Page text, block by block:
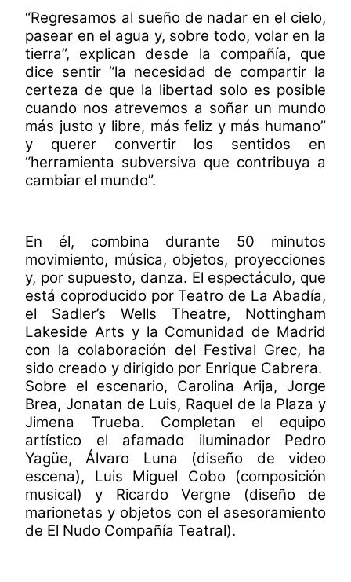
“Regresamos al sueño de nadar en el cielo,
pasear en el agua y, sobre todo, volar en la
tierra”, explican desde la compañía, que
dice sentir “la necesidad de compartir la
certeza de que la libertad solo es posible
cuando nos atrevemos a soñar un mundo
más justo y libre, más feliz y más humano”
y querer convertir los sentidos en
“herramienta subversiva que contribuya a
cambiar el mundo”.
En él, combina durante 50 minutos
movimiento, música, objetos, proyecciones
y, por supuesto, danza. El espectáculo, que
está coproducido por Teatro de La Abadía,
el Sadler’s Wells Theatre, Nottingham
Lakeside Arts y la Comunidad de Madrid
con la colaboración del Festival Grec, ha
sido creado y dirigido por Enrique Cabrera.
Sobre el escenario, Carolina Arija, Jorge
Brea, Jonatan de Luis, Raquel de la Plaza y
Jimena Trueba. Completan el equipo
artístico el afamado iluminador Pedro
Yagüe, Álvaro Luna (diseño de video
escena), Luis Miguel Cobo (composición
musical) y Ricardo Vergne (diseño de
marionetas y objetos con el asesoramiento
de El Nudo Compañía Teatral).